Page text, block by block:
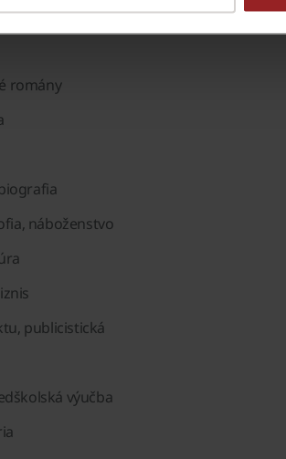
romány
náboženstvo
publicistická
výučba